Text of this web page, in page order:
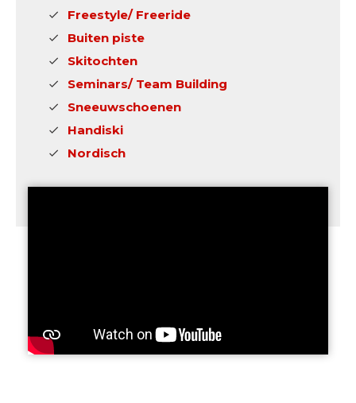
Freestyle/ Freeride
Buiten piste
Skitochten
Seminars/ Team Building
Sneeuwschoenen
Handiski
Nordisch